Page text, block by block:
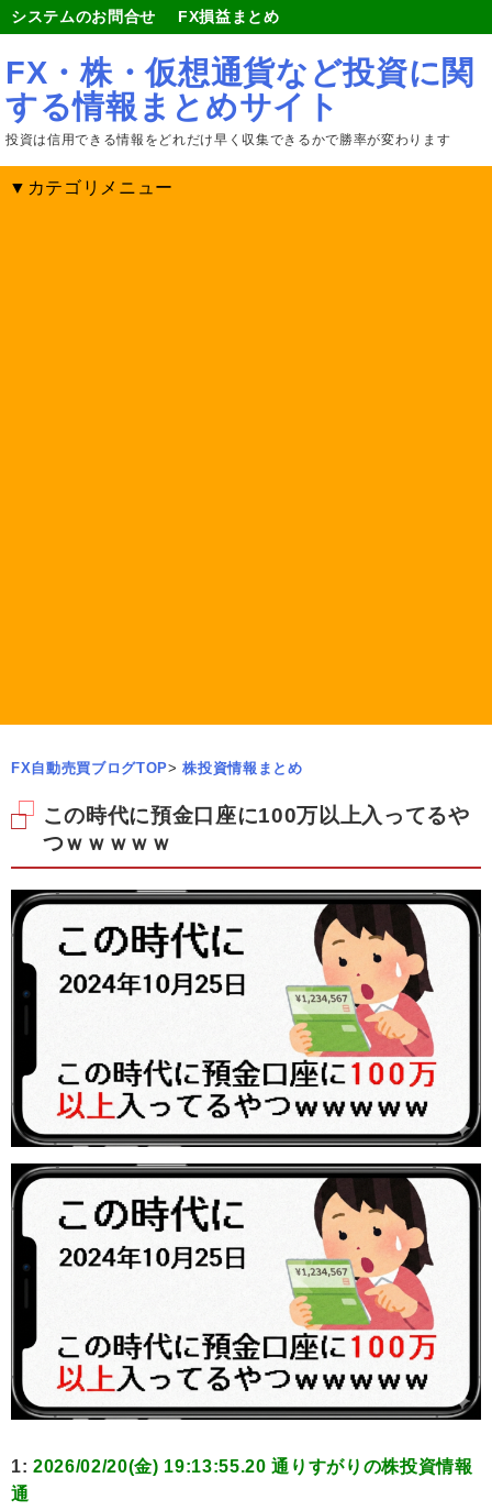
システムのお問合せ FX損益まとめ
FX・株・仮想通貨など投資に関
する情報まとめサイト
投資は信用できる情報をどれだけ早く収集できるかで勝率が変わります
▼カテゴリメニュー
FX自動売買ブログTOP> 株投資情報まとめ
この時代に預金口座に100万以上入ってるや
つｗｗｗｗｗ
1: 2026/02/20(金) 19:13:55.20 通りすがりの株投資情報
通